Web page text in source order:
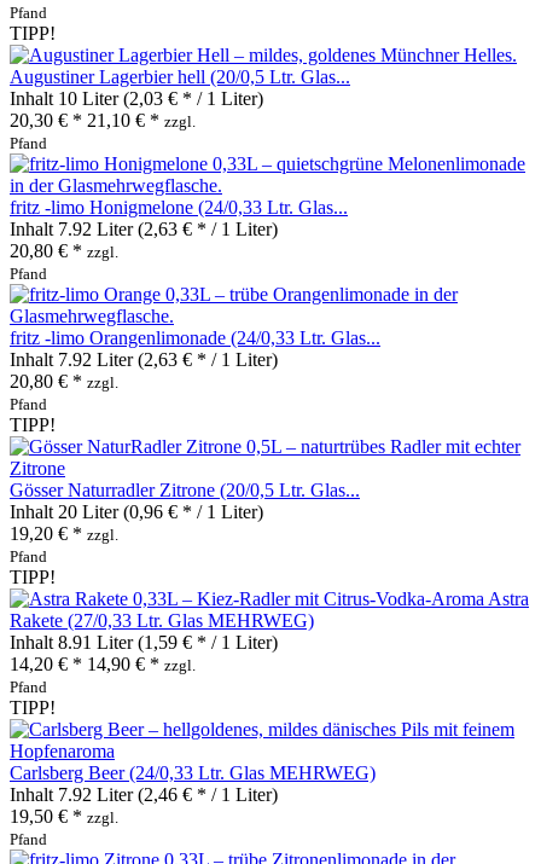
Pfand
TIPP!
Augustiner Lagerbier hell (20/0,5 Ltr. Glas...
Inhalt 10 Liter(2,03 € * / 1 Liter)
20,30 € * 21,10 € * zzgl.
Pfand
fritz -limo Honigmelone (24/0,33 Ltr. Glas...
Inhalt 7.92 Liter(2,63 € * / 1 Liter)
20,80 € * zzgl.
Pfand
fritz -limo Orangenlimonade (24/0,33 Ltr. Glas...
Inhalt 7.92 Liter(2,63 € * / 1 Liter)
20,80 € * zzgl.
Pfand
TIPP!
Gösser Naturradler Zitrone (20/0,5 Ltr. Glas...
Inhalt 20 Liter(0,96 € * / 1 Liter)
19,20 € * zzgl.
Pfand
TIPP!
Astra
Rakete (27/0,33 Ltr. Glas MEHRWEG)
Inhalt 8.91 Liter(1,59 € * / 1 Liter)
14,20 € * 14,90 € * zzgl.
Pfand
TIPP!
Carlsberg Beer (24/0,33 Ltr. Glas MEHRWEG)
Inhalt 7.92 Liter(2,46 € * / 1 Liter)
19,50 € * zzgl.
Pfand